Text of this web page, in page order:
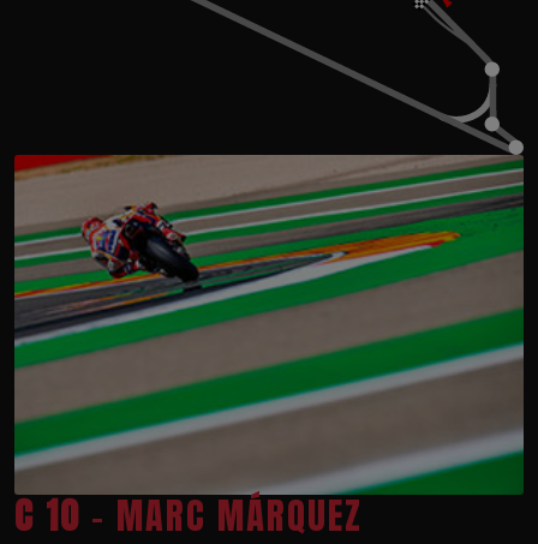
C 10 - MARC MÁRQUEZ